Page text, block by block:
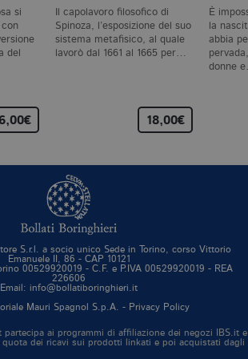
si
del
Il capolavoro filosofico di
Spinoza, l’esposizione del suo
sistema metafisico, al quale
lavorò dal 1661 al 1665 per…
18,00€
È
la
abbia
donne
S.r.l. a socio unico Sede in Torino, corso Vittorio
Emanuele II, 86 - CAP 10121
00529920019 - C.F. e P.IVA 00529920019 - REA
226606
Email: info@bollatiboringhieri.it
Mauri Spagnol S.p.A. - Privacy Policy
partecipa ai programmi di affiliazione dei negozi
quota dei ricavi sui prodotti linkati e poi acquistati
1 giorno
96327731-1
.bollatiboringhieri.it